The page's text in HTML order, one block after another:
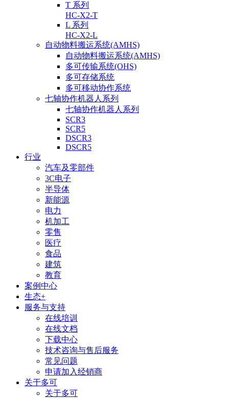
T 系列
HC-X2-T
L 系列
HC-X2-L
自动物料搬运系统(AMHS)
自动物料搬运系统(AMHS)
多可传输系统(OHS)
多可存储系统
多可移动协作系统
七轴协作机器人系列
七轴协作机器人系列
SCR3
SCR5
DSCR3
DSCR5
行业
汽车及零部件
3C电子
半导体
新能源
电力
机加工
零售
医疗
食品
建筑
教育
案例中心
生态+
服务与支持
在线培训
在线文档
下载中心
技术咨询与售后服务
常见问题
申请加入经销商
关于多可
关于多可